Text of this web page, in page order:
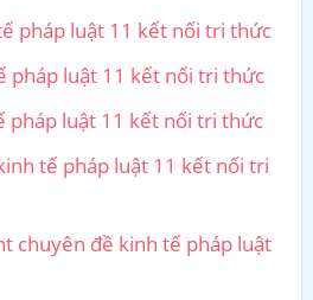
pháp luật 11 kết nối tri thức
pháp luật 11 kết nối tri thức
pháp luật 11 kết nối tri thức
tế pháp luật 11 kết nối tri
chuyên đề kinh tế pháp luật